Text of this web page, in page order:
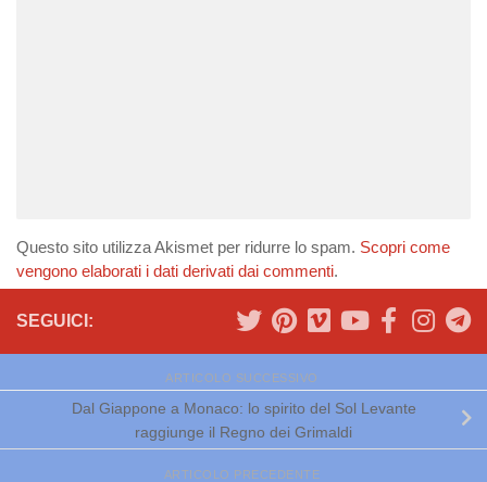
Questo sito utilizza Akismet per ridurre lo spam. Scopri come
vengono elaborati i dati derivati dai commenti.
SEGUICI:
ARTICOLO SUCCESSIVO
Dal Giappone a Monaco: lo spirito del Sol Levante
raggiunge il Regno dei Grimaldi
ARTICOLO PRECEDENTE